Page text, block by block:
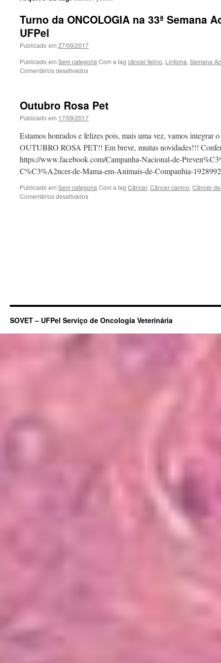
Turno da ONCOLOGIA na 33ª Semana
UFPel
Publicado em 27/09/2017
Publicado em Sem categoria Com a tag câncer felino, Linfoma, Semana
Comentários desativadosem
na
33ª
Semana
Acadêmica
da
Med.
Vet.
UFPel
Outubro Rosa Pet
Publicado em 17/09/2017
Estamos honrados e felizes pois, mais uma vez, vamos integrar
OUTUBRO ROSA PET!! Em breve, muitas novidades!!!
https://www.facebook.com/Campanha-Nacional-de-
C%C3%A2ncer-de-Mama-em-Animais-de-Companhia-
Publicado em Sem categoria Com a tag Câncer, Câncer canino, Câncer
Comentários desativadosem
SOVET – UFPel Serviço de Oncologia Veterinária